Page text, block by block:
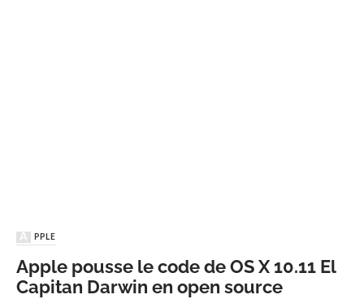
APPLE
Apple pousse le code de OS X 10.11 El
Capitan Darwin en open source